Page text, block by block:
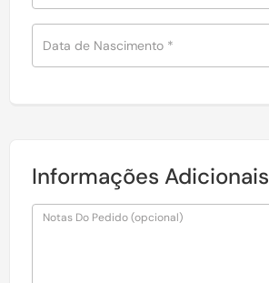
Data de Nascimento *
Informações Adicionais
Notas Do Pedido(opcional)